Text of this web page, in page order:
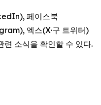
페이스북
엑스(X·구 트위터)
소식을 확인할 수 있다.